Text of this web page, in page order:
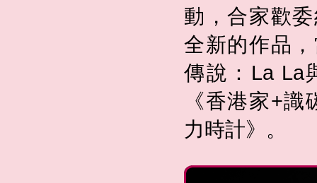
動，合家歡
全新的作品
傳說：La La
《香港家+
力時計》。